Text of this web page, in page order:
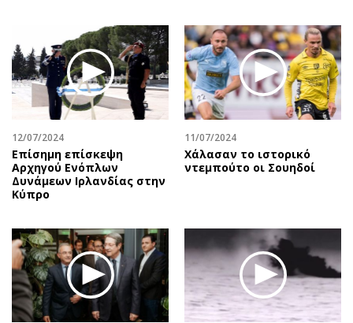
12/07/2024
Επίσημη επίσκεψη
Αρχηγού Ενόπλων
Δυνάμεων Ιρλανδίας στην
Κύπρο
11/07/2024
Χάλασαν το ιστορικό
ντεμπούτο οι Σουηδοί